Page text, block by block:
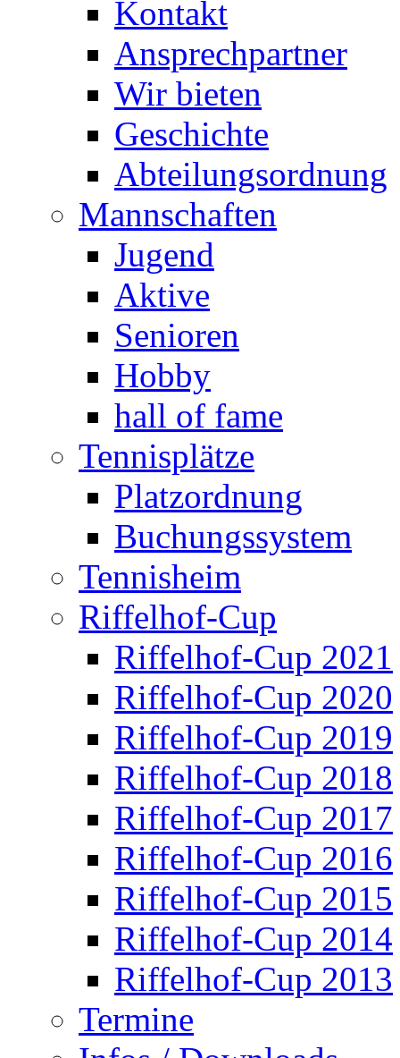
Kontakt
Ansprechpartner
Wir bieten
Geschichte
Abteilungsordnung
Mannschaften
Jugend
Aktive
Senioren
Hobby
hall of fame
Tennisplätze
Platzordnung
Buchungssystem
Tennisheim
Riffelhof-Cup
Riffelhof-Cup 2021
Riffelhof-Cup 2020
Riffelhof-Cup 2019
Riffelhof-Cup 2018
Riffelhof-Cup 2017
Riffelhof-Cup 2016
Riffelhof-Cup 2015
Riffelhof-Cup 2014
Riffelhof-Cup 2013
Termine